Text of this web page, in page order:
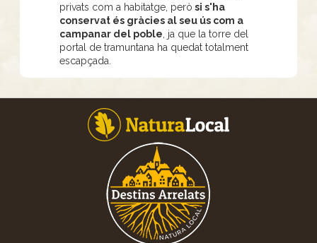
privats com a habitatge, però si s'ha
conservat és gràcies al seu ús com a
campanar del poble , ja que la torre del
portal de tramuntana ha quedat totalment
escapçada.